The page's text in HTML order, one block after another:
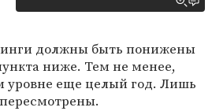
должны быть понижены
ниже. Тем не менее,
уровне еще целый год. Лишь